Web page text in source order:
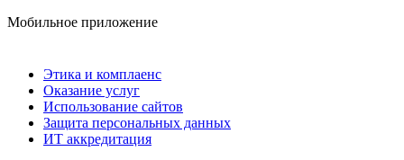
Мобильное приложение
Этика и комплаенс
Оказание услуг
Использование сайтов
Защита персональных данных
ИТ аккредитация